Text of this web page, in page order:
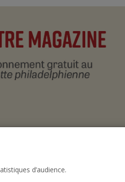
d’audience.